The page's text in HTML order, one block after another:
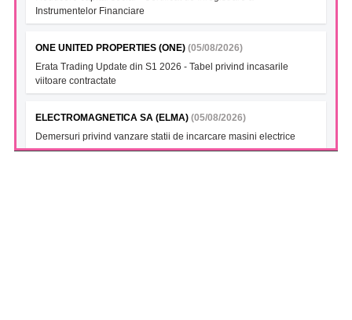
Instrumentelor Financiare
ONE UNITED PROPERTIES (ONE) (05/08/2026)
Erata Trading Update din S1 2026 - Tabel privind incasarile
viitoare contractate
ELECTROMAGNETICA SA (ELMA) (05/08/2026)
Demersuri privind vanzare statii de incarcare masini electrice